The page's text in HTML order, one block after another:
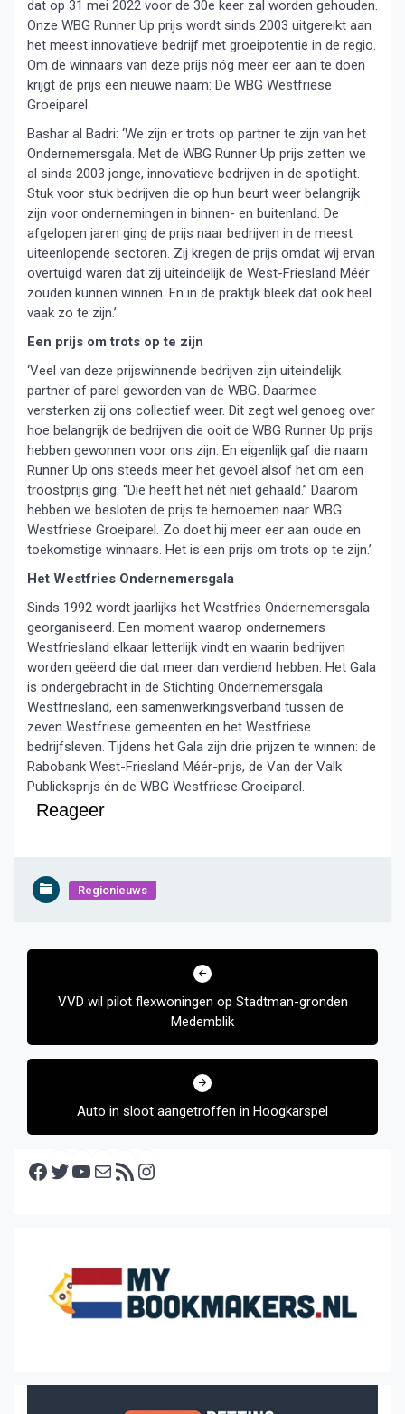
dat op 31 mei 2022 voor de 30e keer zal worden gehouden.
Onze WBG Runner Up prijs wordt sinds 2003 uitgereikt aan
het meest innovatieve bedrijf met groeipotentie in de regio.
Om de winnaars van deze prijs nóg meer eer aan te doen
krijgt de prijs een nieuwe naam: De WBG Westfriese
Groeiparel.
Bashar al Badri: ‘We zijn er trots op partner te zijn van het
Ondernemersgala. Met de WBG Runner Up prijs zetten we
al sinds 2003 jonge, innovatieve bedrijven in de spotlight.
Stuk voor stuk bedrijven die op hun beurt weer belangrijk
zijn voor ondernemingen in binnen- en buitenland. De
afgelopen jaren ging de prijs naar bedrijven in de meest
uiteenlopende sectoren. Zij kregen de prijs omdat wij ervan
overtuigd waren dat zij uiteindelijk de West-Friesland Méér
zouden kunnen winnen. En in de praktijk bleek dat ook heel
vaak zo te zijn.’
Een prijs om trots op te zijn
‘Veel van deze prijswinnende bedrijven zijn uiteindelijk
partner of parel geworden van de WBG. Daarmee
versterken zij ons collectief weer. Dit zegt wel genoeg over
hoe belangrijk de bedrijven die ooit de WBG Runner Up prijs
hebben gewonnen voor ons zijn. En eigenlijk gaf die naam
Runner Up ons steeds meer het gevoel alsof het om een
troostprijs ging. “Die heeft het nét niet gehaald.” Daarom
hebben we besloten de prijs te hernoemen naar WBG
Westfriese Groeiparel. Zo doet hij meer eer aan oude en
toekomstige winnaars. Het is een prijs om trots op te zijn.’
Het Westfries Ondernemersgala
Sinds 1992 wordt jaarlijks het Westfries Ondernemersgala
georganiseerd. Een moment waarop ondernemers
Westfriesland elkaar letterlijk vindt en waarin bedrijven
worden geëerd die dat meer dan verdiend hebben. Het Gala
is ondergebracht in de Stichting Ondernemersgala
Westfriesland, een samenwerkingsverband tussen de
zeven Westfriese gemeenten en het Westfriese
bedrijfsleven. Tijdens het Gala zijn drie prijzen te winnen: de
Rabobank West-Friesland Méér-prijs, de Van der Valk
Publieksprijs én de WBG Westfriese Groeiparel.
Reageer
Regionieuws
Bericht
VVD wil pilot flexwoningen op Stadtman-gronden
Medemblik
Auto in sloot aangetroffen in Hoogkarspel
Facebook Twitter YouTube E-mail RSS feed